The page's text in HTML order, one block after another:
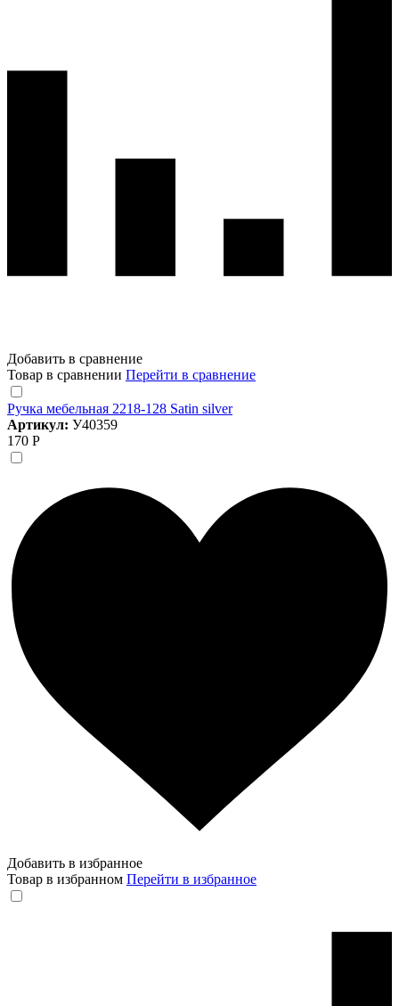
Добавить в сравнение
Товар в сравнении Перейти в сравнение
Ручка мебельная 2218-128 Satin silver
Артикул: У40359
170 Р
Добавить в избранное
Товар в избранном Перейти в избранное